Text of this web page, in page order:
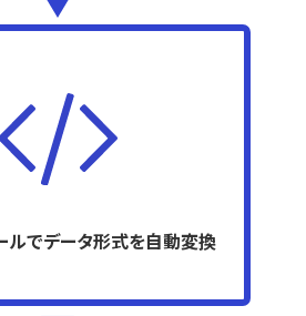
ルでデータ形式を自動変換